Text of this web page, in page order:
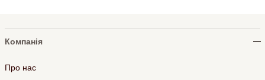
Компанія
Про нас